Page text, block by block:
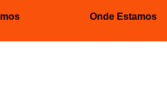
Onde Estamos